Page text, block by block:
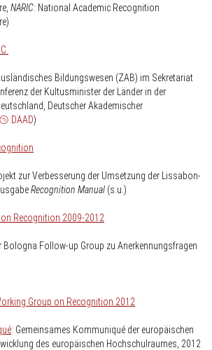
NARIC: National Academic Recognition
Bildungswesen (ZAB) im Sekretariat
der Kultusminister der Länder in der
Deutscher Akademischer
DAAD)
zur Verbesserung der Umsetzung der Lissabon-
Recognition Manual (s.u.)
Recognition 2009-2012
Bologna Follow-up Group zu Anerkennungsfragen
Group on Recognition 2012
: Gemeinsames Kommuniqué der europäischen
des europäischen Hochschulraumes, 2012